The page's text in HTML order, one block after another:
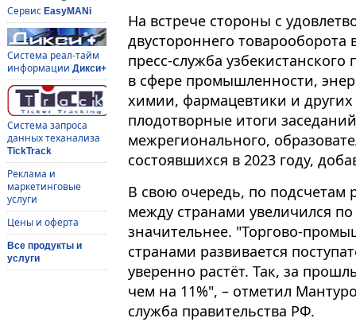
Сервис EasyMANi
Система реал-тайм
информации Дикси+
Система запроса
данных теханализа
TickTrack
Реклама и
маркетинговые
услуги
Цены и оферта
Все продукты и
услуги
На встрече стороны с
двустороннего товарооборота
пресс-служба
в сфере промышленности,
химии, фармацевтики и
плодотворные итоги
межрегионального,
состоявшихся в 2023 году,
В свою очередь, по подсчетам
между странами увеличился
значительнее. "Торгово-
странами развивается
уверенно растёт. Так, за
чем на 11%", – отметил
служба правительства РФ.